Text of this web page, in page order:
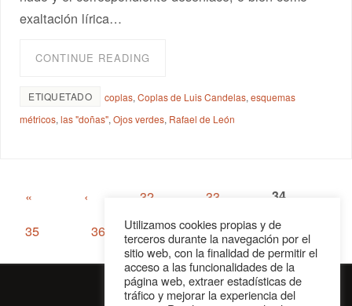
exaltación lírica…
CONTINUE READING
ETIQUETADO coplas,Coplas de Luis Candelas,esquemas
métricos,las "doñas",Ojos verdes, Rafael de León
« ‹ 32 33 34
35 36 › »
Utilizamos cookies propias y de
terceros durante la navegación por el
sitio web, con la finalidad de permitir el
acceso a las funcionalidades de la
página web, extraer estadísticas de
tráfico y mejorar la experiencia del